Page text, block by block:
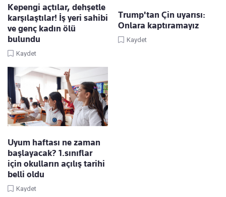
Kepengi açtılar, dehşetle
karşılaştılar! İş yeri sahibi
ve genç kadın ölü
bulundu
Kaydet
Trump'tan Çin uyarısı:
Onlara kaptıramayız
Kaydet
Uyum haftası ne zaman
başlayacak? 1.sınıflar
için okulların açılış tarihi
belli oldu
Kaydet